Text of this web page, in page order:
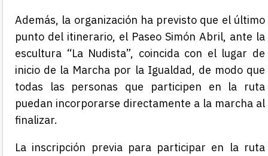
Además, la organización ha previsto que el último
punto del itinerario, el Paseo Simón Abril, ante la
escultura “La Nudista”, coincida con el lugar de
inicio de la Marcha por la Igualdad, de modo que
todas las personas que participen en la ruta
puedan incorporarse directamente a la marcha al
finalizar.
La inscripción previa para participar en la ruta